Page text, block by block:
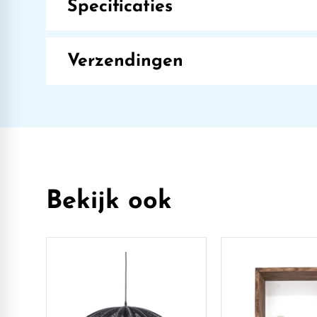
Specificaties
Verzendingen
Bekijk ook